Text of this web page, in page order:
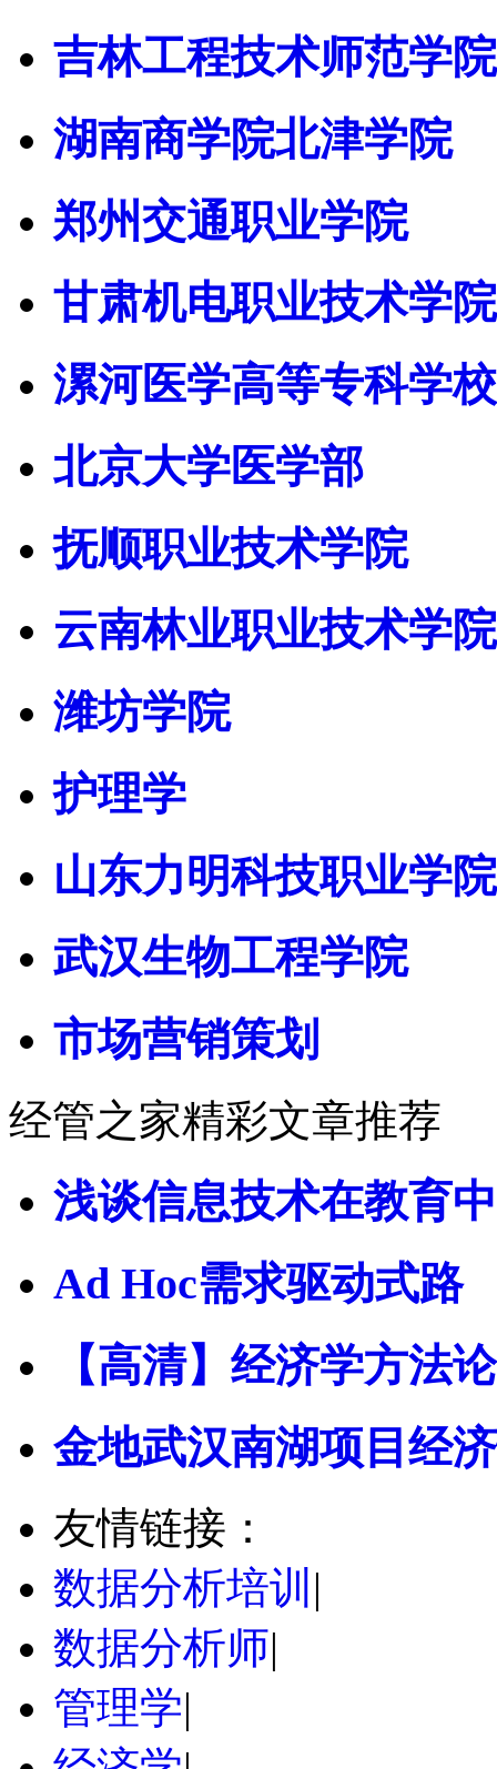
吉林工程技术师范学院
湖南商学院北津学院
郑州交通职业学院
甘肃机电职业技术学院
漯河医学高等专科学校
北京大学医学部
抚顺职业技术学院
云南林业职业技术学院
潍坊学院
护理学
山东力明科技职业学院
武汉生物工程学院
市场营销策划
经管之家精彩文章推荐
浅谈信息技术在教育
Ad Hoc需求驱动式路
【高清】经济学方法
金地武汉南湖项目经
友情链接：
数据分析培训 |
数据分析师|
管理学|